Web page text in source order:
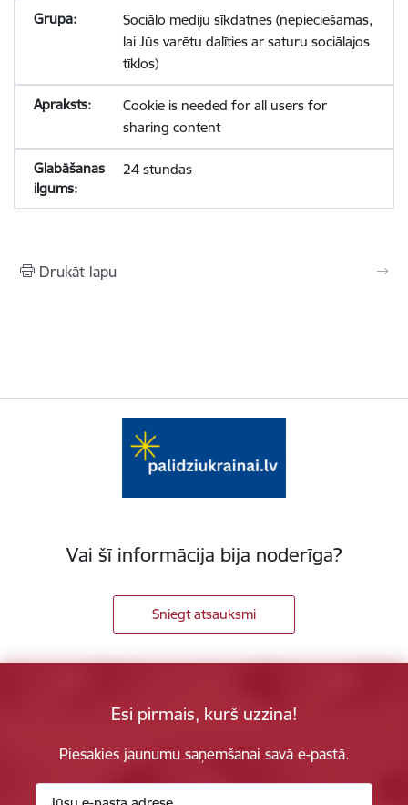
Sociālo mediju sīkdatnes (nepieciešamas,
lai Jūs varētu dalīties ar saturu sociālajos
tīklos)
Cookie is needed for all users for
sharing content
24 stundas
Drukāt lapu
Vai šī informācija bija noderīga?
Sniegt atsauksmi
Esi pirmais, kurš uzzina!
Piesakies jaunumu saņemšanai savā e-pastā.